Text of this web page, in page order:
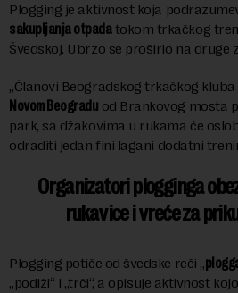
Plogging je aktivnost koja
sakupljanja otpadatokom trkačkog
Švedskoj. Ubrzo se proširio na druge
„Članovi Beogradskog trkačkog
Novom Beogradu od Brankovog mosta
park, sa džakovima u rukama će
odraditi jedan fini lagani dodatni
Organizatori plogginga
rukavice i vreće za
Plogging potiče od švedske reči „
„podiži“ i „trči“, a opisuje aktivnost